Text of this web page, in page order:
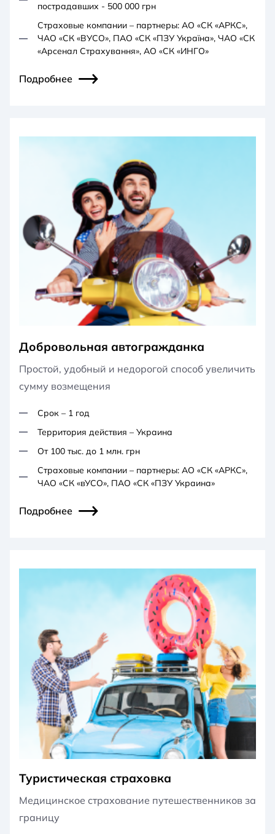
пострадавших - 500 000 грн
Страховые компании – партнеры: АО «СК «АРКС»,
ЧАО «СК «ВУСО», ПАО «СК «ПЗУ Україна», ЧАО «СК
«Арсенал Страхування», АО «СК «ИНГО»
Подробнее
Добровольная автогражданка
Простой, удобный и недорогой способ увеличить
сумму возмещения
Срок – 1 год
Территория действия – Украина
От 100 тыс. до 1 млн. грн
Страховые компании – партнеры: АО «СК «АРКС»,
ЧАО «СК «вУСО», ПАО «СК «ПЗУ Украина»
Подробнее
Туристическая страховка
Медицинское страхование путешественников за
границу